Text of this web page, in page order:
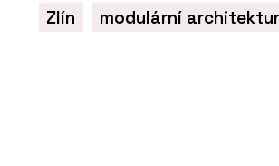
Zlín
modulární